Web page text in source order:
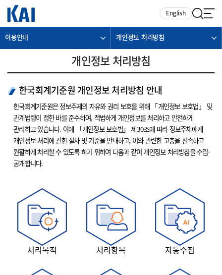
English
이용안내 개인정보 처리방침
개인정보 처리방침
한국회계기준원 개인정보 처리방침 안내
한국회계기준원은 정보주체의 자유와 권리 보호를 위해 「개인정보 보호법」 및
관계법령이 정한 바를 준수하여, 적법하게 개인정보를 처리하고 안전하게
관리하고 있습니다. 이에 「개인정보 보호법」 제30조에 따라 정보주체에게
개인정보 처리에 관한 절차 및 기준을 안내하고, 이와 관련한 고충을 신속하고
원활하게 처리할 수 있도록 하기 위하여 다음과 같이 개인정보 처리방침을 수립·
공개합니다.
처리목적 처리항목 자동수집